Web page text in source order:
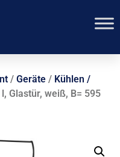
/ Geräte / Kühlen /
Glastür, weiß, B= 595